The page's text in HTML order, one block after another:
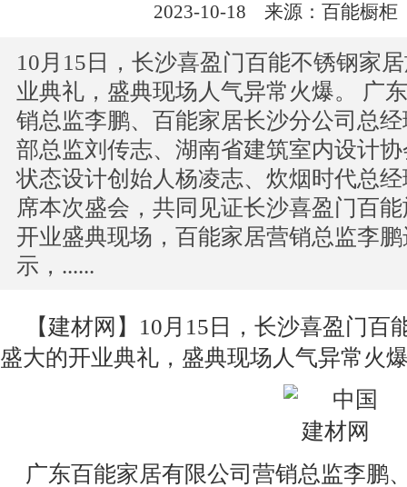
2023-10-18 来源：百能橱柜
10月15日，长沙喜盈门百能不锈钢家
业典礼，盛典现场人气异常火爆。 广
销总监李鹏、百能家居长沙分公司总
部总监刘传志、湖南省建筑室内设计
状态设计创始人杨凌志、炊烟时代总
席本次盛会，共同见证长沙喜盈门百
开业盛典现场，百能家居营销总监李
示，......
【 建材网 】 10月15日，长沙喜盈门百
盛大的开业典礼，盛典现场人气异常火
广东百能家居有限公司营销总监李鹏